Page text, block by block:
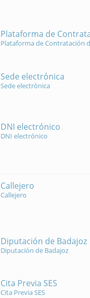
Plataforma de
Plataforma de Contratación
Sede electrónica
Sede electrónica
DNI electrónico
DNI electrónico
Callejero
Callejero
Diputación de Badajoz
Diputación de Badajoz
Cita Previa SES
Cita Previa SES